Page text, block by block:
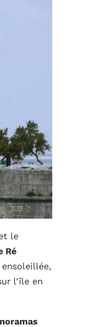
le
Ré
l’île en